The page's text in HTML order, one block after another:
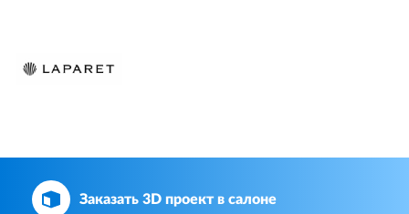
Заказать 3D проект в салоне